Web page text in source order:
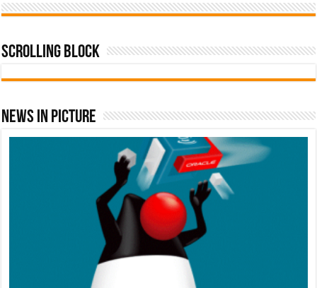
Scrolling Block
News In Picture